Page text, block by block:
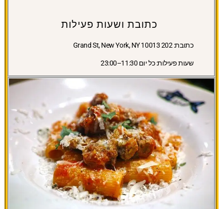
כתובת ושעות פעילות
כתובת:
שעות פעילות:כל יום 11:30–23:00